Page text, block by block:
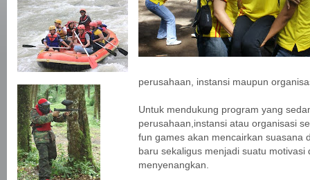
perusahaan, instansi maupun
Untuk mendukung program yang
perusahaan,instansi atau organisasi
fun games akan mencairkan suasana
baru sekaligus menjadi suatu
menyenangkan.